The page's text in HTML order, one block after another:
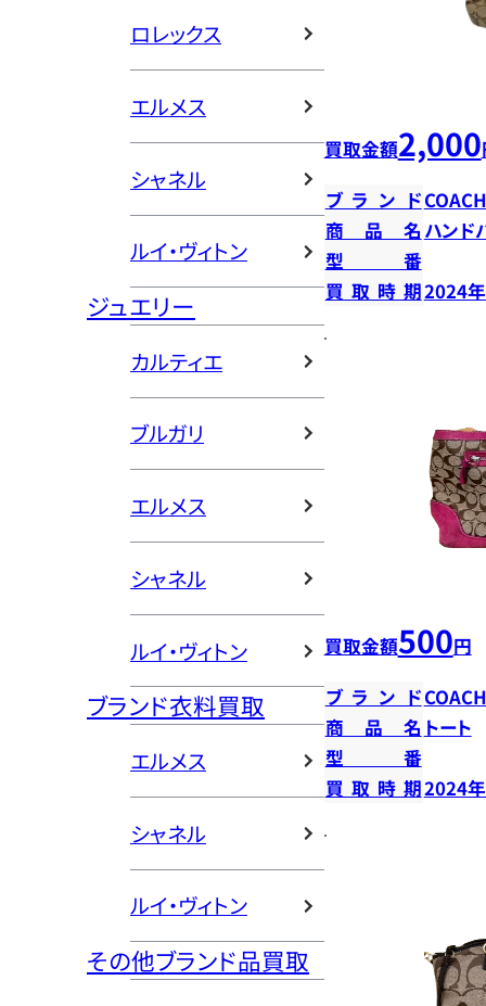
ロレックス
エルメス
シャネル
ルイ・ヴィトン
ジュエリー
カルティエ
ブルガリ
エルメス
シャネル
ルイ・ヴィトン
ブランド衣料買取
エルメス
シャネル
ルイ・ヴィトン
その他ブランド品買取
買取金額2,000
ブランドCOACH
商品名 ハンド
型番
買取時期2024
買取金額500円
ブランドCOACH
商品名 トート
型番
買取時期2024